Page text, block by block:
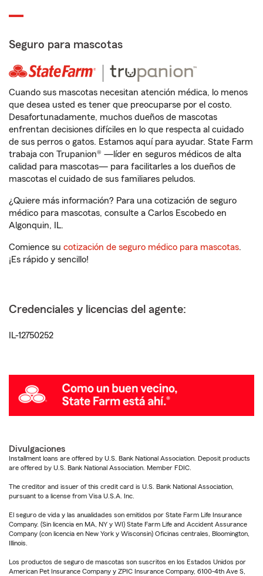
Seguro para mascotas
Cuando sus mascotas necesitan atención médica, lo menos
que desea usted es tener que preocuparse por el costo.
Desafortunadamente, muchos dueños de mascotas
enfrentan decisiones difíciles en lo que respecta al cuidado
de sus perros o gatos. Estamos aquí para ayudar. State Farm
trabaja con Trupanion® —líder en seguros médicos de alta
calidad para mascotas— para facilitarles a los dueños de
mascotas el cuidado de sus familiares peludos.
¿Quiere más información? Para una cotización de seguro
médico para mascotas, consulte a Carlos Escobedo en
Algonquin, IL.
Comience su cotización de seguro médico para mascotas.
¡Es rápido y sencillo!
Credenciales y licencias del agente:
IL-12750252
Divulgaciones
Installment loans are offered by U.S. Bank National Association. Deposit products
are offered by U.S. Bank National Association. Member FDIC.
The creditor and issuer of this credit card is U.S. Bank National Association,
pursuant to a license from Visa U.S.A. Inc.
El seguro de vida y las anualidades son emitidos por State Farm Life Insurance
Company. (Sin licencia en MA, NY y WI) State Farm Life and Accident Assurance
Company (con licencia en New York y Wisconsin) Oficinas centrales, Bloomington,
Illinois.
Los productos de seguro de mascotas son suscritos en los Estados Unidos por
American Pet Insurance Company y ZPIC Insurance Company, 6100-4th Ave S,